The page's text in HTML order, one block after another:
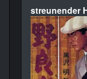
streunender